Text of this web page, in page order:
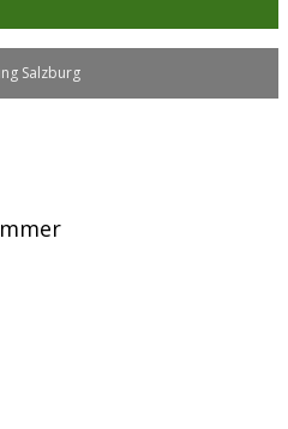
Salzburg